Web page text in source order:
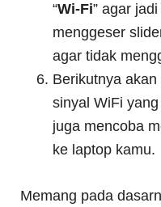
“Wi-Fi” agar
menggeser
agar tidak
Berikutnya
sinyal WiFi
juga mencoba
ke laptop kamu.
Memang pada